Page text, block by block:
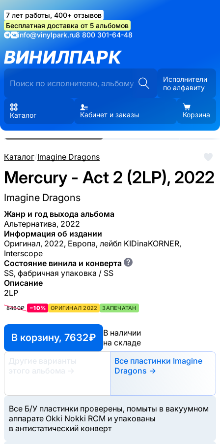
7 лет работы, 400+ отзывов
Бесплатная доставка от 5 альбомов
info@vinylpark.ru8 800 301-64-48
ВИНИЛПАРК
Исполнители
по алфавиту
Каталог Кабинет и заказы Корзина
Каталог/Imagine Dragons
Mercury - Act 2 (2LP), 2022
Imagine Dragons
Жанр и год выхода альбома
Альтернатива, 2022
Информация об издании
Оригинал, 2022, Европа, лейбл KIDinaKORNER,
Interscope
Состояние винила и конверта ?
SS, фабричная упаковка / SS
Описание
2LP
8480₽ −10% ОРИГИНАЛ 2022 ЗАПЕЧАТАН
В корзину, 7632 ₽
В наличии
на складе
Другие варианты
этого альбома
→
Все пластинки Imagine
Dragons →
Все Б/У пластинки проверены, помыты в вакуумном
аппарате Okki Nokki RCM и упакованы
в антистатический конверт
Реальные фото пластинки.
Нажмите, чтобы увеличить